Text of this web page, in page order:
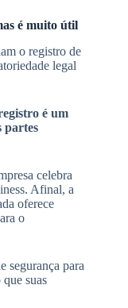
é muito útil
o registro de
legal
é um
partes
celebra
Afinal, a
oferece
o
segurança para
suas